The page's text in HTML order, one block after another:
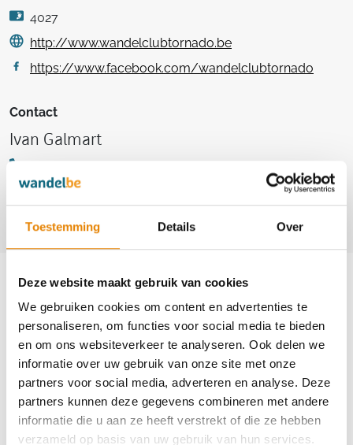
Toestemming Details Over
Deze website maakt gebruik van cookies
We gebruiken cookies om content en advertenties te
personaliseren, om functies voor social media te bieden
en om ons websiteverkeer te analyseren. Ook delen we
informatie over uw gebruik van onze site met onze
partners voor social media, adverteren en analyse. Deze
partners kunnen deze gegevens combineren met andere
informatie die u aan ze heeft verstrekt of die ze hebben
verzameld op basis van uw gebruik van hun services.
4027
http://www.wandelclubtornado.be
https://www.facebook.com/wandelclubtornado
Contact
Ivan Galmart
+32(0)486 36 09 67
club
Ommegangtocht
5 km 7 km 10 km